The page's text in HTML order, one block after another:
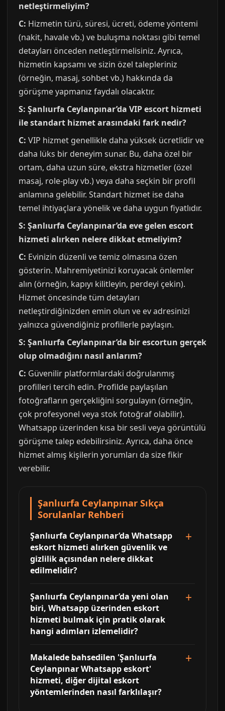
netleştirmeliyim?
C: Hizmetin türü, süresi, ücreti, ödeme yöntemi
(nakit, havale vb.) ve buluşma noktası gibi temel
detayları önceden netleştirmelisiniz. Ayrıca,
hizmetin kapsamı ve sizin özel talepleriniz
(örneğin, masaj, sohbet vb.) hakkında da
görüşme yapmanız faydalı olacaktır.
S: Şanlıurfa Ceylanpınar’da VIP escort hizmeti
ile standart hizmet arasındaki fark nedir?
C: VIP hizmet genellikle daha yüksek ücretlidir ve
daha lüks bir deneyim sunar. Bu, daha özel bir
ortam, daha uzun süre, ekstra hizmetler (özel
masaj, role-play vb.) veya daha seçkin bir profil
anlamına gelebilir. Standart hizmet ise daha
temel ihtiyaçlara yönelik ve daha uygun fiyatlıdır.
S: Şanlıurfa Ceylanpınar’da eve gelen escort
hizmeti alırken nelere dikkat etmeliyim?
C: Evinizin düzenli ve temiz olmasına özen
gösterin. Mahremiyetinizi koruyacak önlemler
alın (örneğin, kapıyı kilitleyin, perdeyi çekin).
Hizmet öncesinde tüm detayları
netleştirdiğinizden emin olun ve ev adresinizi
yalnızca güvendiğiniz profillerle paylaşın.
S: Şanlıurfa Ceylanpınar’da bir escortun gerçek
olup olmadığını nasıl anlarım?
C: Güvenilir platformlardaki doğrulanmış
profilleri tercih edin. Profilde paylaşılan
fotoğrafların gerçekliğini sorgulayın (örneğin,
çok profesyonel veya stok fotoğraf olabilir).
Whatsapp üzerinden kısa bir sesli veya görüntülü
görüşme talep edebilirsiniz. Ayrıca, daha önce
hizmet almış kişilerin yorumları da size fikir
verebilir.
Şanlıurfa Ceylanpınar Sıkça
Sorulanlar Rehberi
Şanlıurfa Ceylanpınar’da Whatsapp
eskort hizmeti alırken güvenlik ve
gizlilik açısından nelere dikkat
edilmelidir?
Şanlıurfa Ceylanpınar’da yeni olan
biri, Whatsapp üzerinden eskort
hizmeti bulmak için pratik olarak
hangi adımları izlemelidir?
Makalede bahsedilen 'Şanlıurfa
Ceylanpınar Whatsapp eskort'
hizmeti, diğer dijital eskort
yöntemlerinden nasıl farklılaşır?